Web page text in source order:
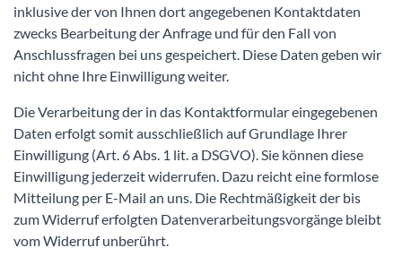
inklusive der von Ihnen dort angegebenen Kontaktdaten
zwecks Bearbeitung der Anfrage und für den Fall von
Anschlussfragen bei uns gespeichert. Diese Daten geben wir
nicht ohne Ihre Einwilligung weiter.
Die Verarbeitung der in das Kontaktformular eingegebenen
Daten erfolgt somit ausschließlich auf Grundlage Ihrer
Einwilligung (Art. 6 Abs. 1 lit. a DSGVO). Sie können diese
Einwilligung jederzeit widerrufen. Dazu reicht eine formlose
Mitteilung per E-Mail an uns. Die Rechtmäßigkeit der bis
zum Widerruf erfolgten Datenverarbeitungsvorgänge bleibt
vom Widerruf unberührt.